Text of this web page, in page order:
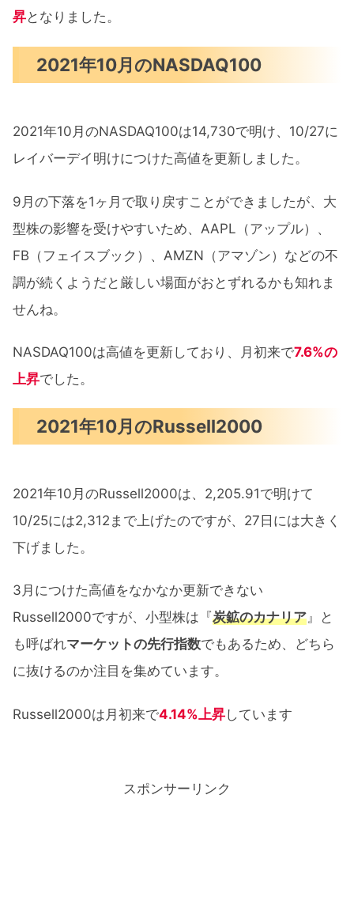
昇となりました。
2021年10月のNASDAQ100
2021年10月のNASDAQ100は14,730で明け、10/27に
レイバーデイ明けにつけた高値を更新しました。
9月の下落を1ヶ月で取り戻すことができましたが、大
型株の影響を受けやすいため、AAPL（アップル）、
FB（フェイスブック）、AMZN（アマゾン）などの不
調が続くようだと厳しい場面がおとずれるかも知れま
せんね。
NASDAQ100は高値を更新しており、月初来で7.6%の
上昇でした。
2021年10月のRussell2000
2021年10月のRussell2000は、2,205.91で明けて
10/25には2,312まで上げたのですが、27日には大きく
下げました。
3月につけた高値をなかなか更新できない
Russell2000ですが、小型株は『炭鉱のカナリア』と
も呼ばれマーケットの先行指数でもあるため、どちら
に抜けるのか注目を集めています。
Russell2000は月初来で4.14%上昇しています
スポンサーリンク